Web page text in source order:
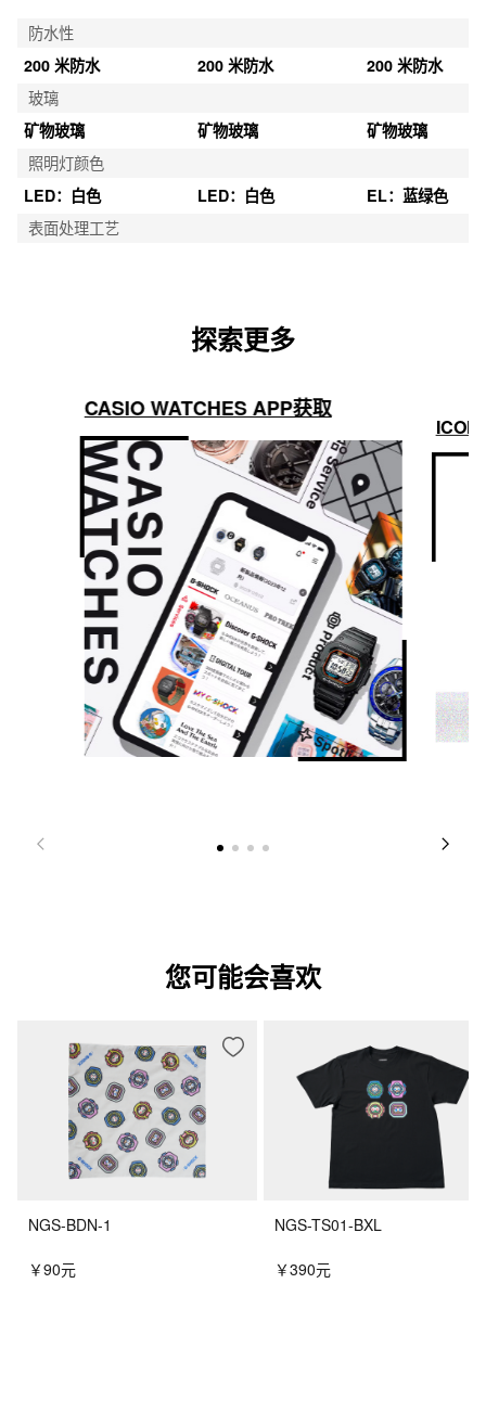
防水性
200 米防水
200 米防水
200 米防水
玻璃
矿物玻璃
矿物玻璃
矿物玻璃
照明灯颜色
LED：白色
LED：白色
EL：蓝绿色
表面处理工艺
探索更多
CASIO WATCHES APP获取
您可能会喜欢
NGS-BDN-1
￥90元
NGS-TS01-BXL
￥390元